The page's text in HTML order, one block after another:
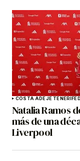
COSTA ADEJE TENERIFE
Natalia Ramos
más de una
Liverpool